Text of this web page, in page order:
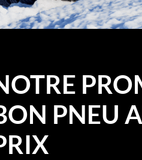
PNEU